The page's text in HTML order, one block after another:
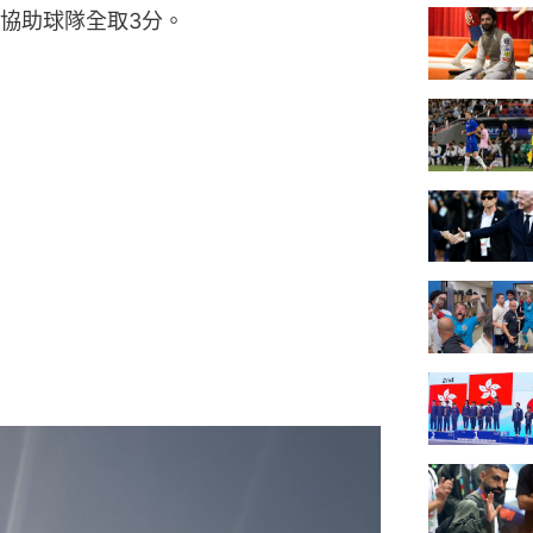
助球隊全取3分。